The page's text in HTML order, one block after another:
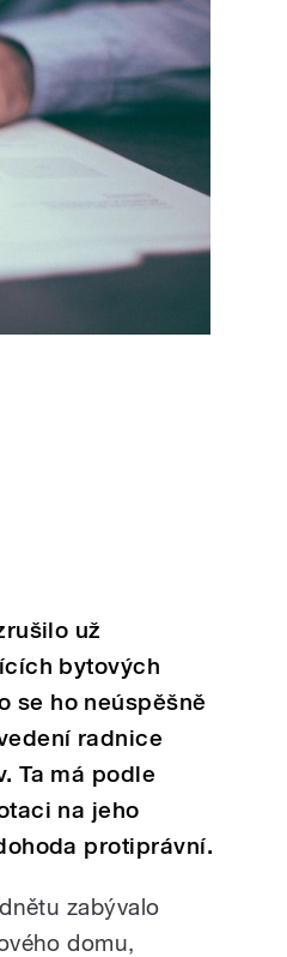
už
bytových
se ho neúspěšně
radnice
Ta má podle
na jeho
protiprávní.
zabývalo
domu,